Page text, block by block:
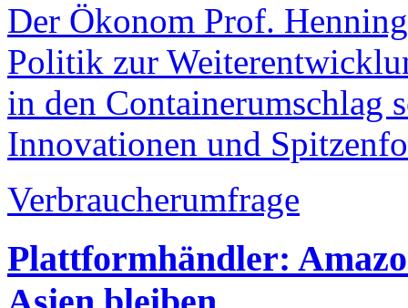
Der Ökonom Prof.
Politik zur
in den Containerumschlag
Innovationen und
Verbraucherumfrage
Plattformhändler: